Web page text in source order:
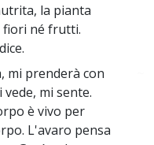
la pianta
fiori né frutti.
mi prenderà con
mi sente.
è vivo per
L'avaro pensa